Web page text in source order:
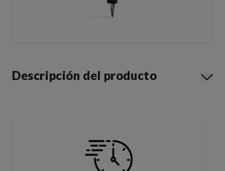
Descripción del producto